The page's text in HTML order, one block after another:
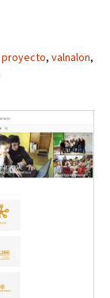
proyecto, valnalon,